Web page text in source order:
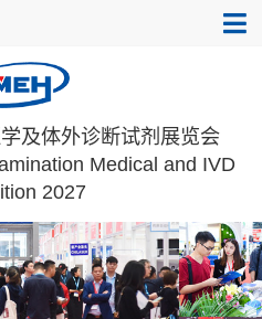
及体外诊断试剂展览会
Medical and IVD
2027